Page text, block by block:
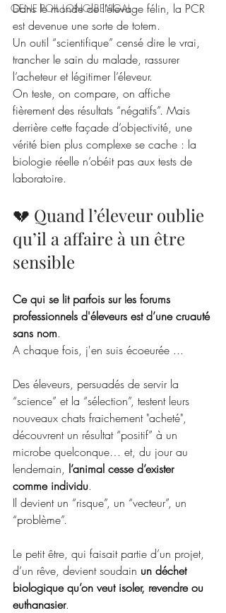
GENE POIL LONG BENGAL
Dans le monde de l’élevage félin, la PCR
est devenue une sorte de totem.
Un outil “scientifique” censé dire le vrai,
trancher le sain du malade, rassurer
l’acheteur et légitimer l’éleveur.
On teste, on compare, on affiche
fièrement des résultats “négatifs”. Mais
derrière cette façade d’objectivité, une
vérité bien plus complexe se cache : la
biologie réelle n’obéit pas aux tests de
laboratoire.
💔 Quand l’éleveur oublie
qu’il a affaire à un être
sensible
Ce qui se lit parfois sur les forums
professionnels d'éleveurs est d’une cruauté
sans nom.
A chaque fois, j'en suis écoeurée ...
Des éleveurs, persuadés de servir la
“science” et la “sélection”, testent leurs
nouveaux chats fraichement "acheté",
découvrent un résultat “positif” à un
microbe quelconque… et, du jour au
lendemain, l’animal cesse d’exister
comme individu.
Il devient un “risque”, un “vecteur”, un
“problème”.
Le petit être, qui faisait partie d’un projet,
d’un rêve, devient soudain un déchet
biologique qu’on veut isoler, revendre ou
euthanasier.